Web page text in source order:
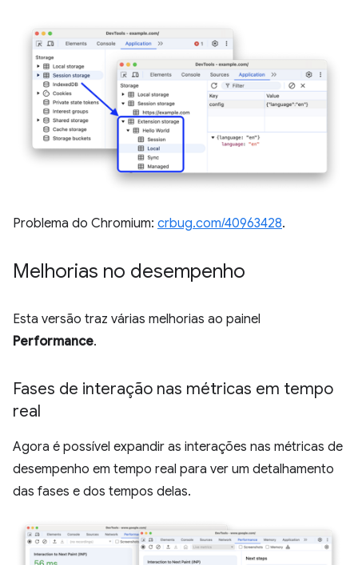
Problema do Chromium: crbug.com/40963428.
Melhorias no desempenho
Esta versão traz várias melhorias ao painel
Performance.
Fases de interação nas métricas em tempo
real
Agora é possível expandir as interações nas métricas de
desempenho em tempo real para ver um detalhamento
das fases e dos tempos delas.